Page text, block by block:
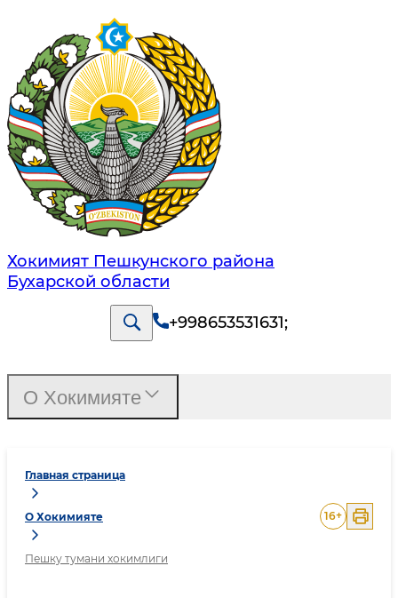
Хокимият Пешкунского района
Бухарской области
+998653531631;
Главная страница
О Хокимияте
Пешку тумани хокимлиги
16+
О Хокимияте